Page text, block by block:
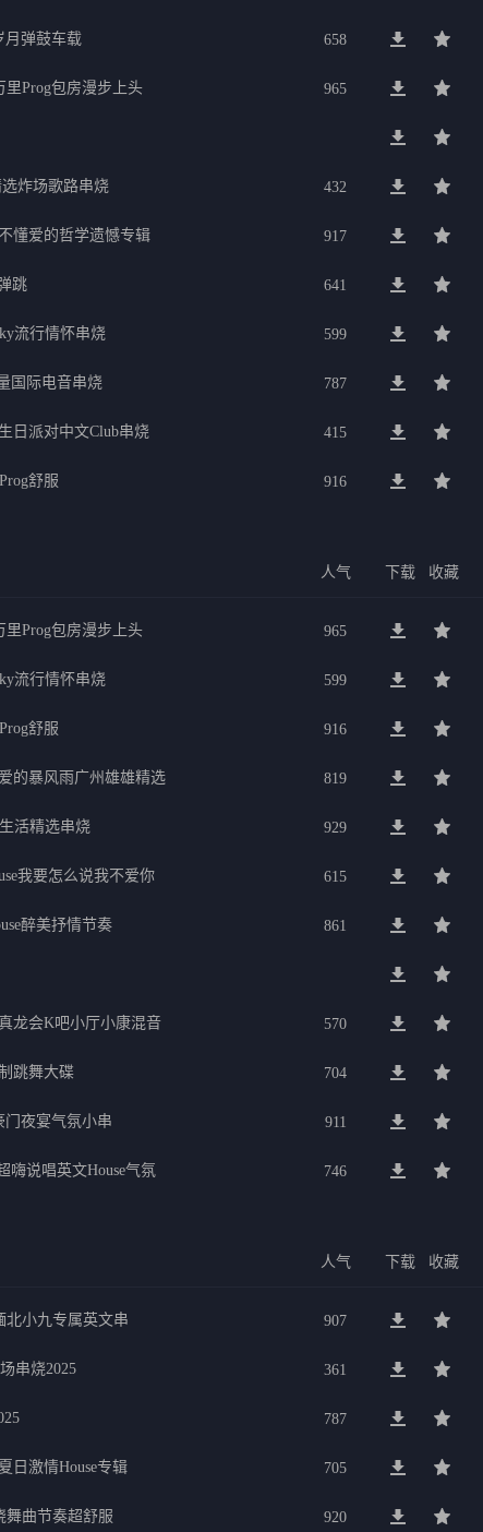
月弹鼓车载 658
里Prog包房漫步上头 965
炸场歌路串烧 432
懂爱的哲学遗憾专辑 917
跳 641
流行情怀串烧 599
国际电音串烧 787
日派对中文Club串烧 415
舒服 916
人气 下载 收藏
里Prog包房漫步上头 965
流行情怀串烧 599
舒服 916
的暴风雨广州雄雄精选 819
活精选串烧 929
我要怎么说我不爱你 615
醉美抒情节奏 861
龙会K吧小厅小康混音 570
跳舞大碟 704
门夜宴气氛小串 911
嗨说唱英文House气氛 746
人气 下载 收藏
北小九专属英文串 907
串烧2025 361
787
日激情House专辑 705
舞曲节奏超舒服 920